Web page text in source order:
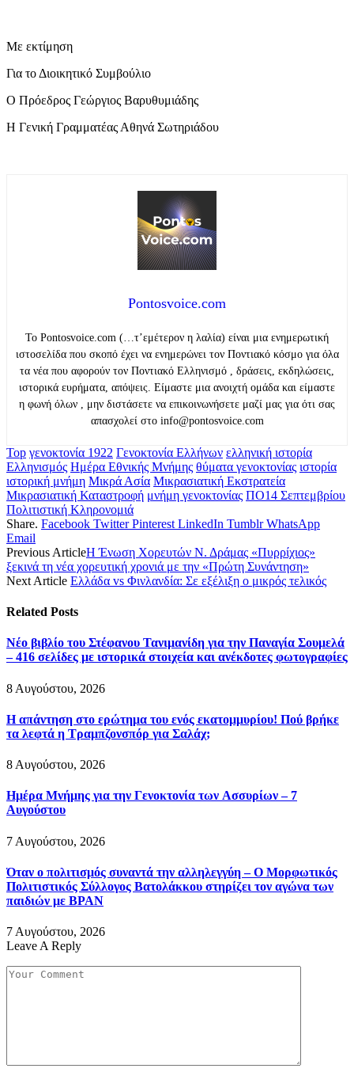
Με εκτίμηση
Για το Διοικητικό Συμβούλιο
Ο Πρόεδρος Γεώργιος Βαρυθυμιάδης
Η Γενική Γραμματέας Αθηνά Σωτηριάδου
Pontosvoice.com
Το Pontosvoice.com (…τ’εμέτερον η λαλία) είναι μια ενημερωτική
ιστοσελίδα που σκοπό έχει να ενημερώνει τον Ποντιακό κόσμο για όλα
τα νέα που αφορούν τον Ποντιακό Ελληνισμό , δράσεις, εκδηλώσεις,
ιστορικά ευρήματα, απόψεις. Είμαστε μια ανοιχτή ομάδα και είμαστε
η φωνή όλων , μην διστάσετε να επικοινωνήσετε μαζί μας για ότι σας
απασχολεί στο info@pontosvoice.com
Top γενοκτονία 1922 Γενοκτονία Ελλήνων ελληνική ιστορία
Ελληνισμός Ημέρα Εθνικής Μνήμης θύματα γενοκτονίας ιστορία
ιστορική μνήμη Μικρά Ασία Μικρασιατική Εκστρατεία
Μικρασιατική Καταστροφή μνήμη γενοκτονίας ΠΟ14 Σεπτεμβρίου
Πολιτιστική Κληρονομιά
Share. Facebook Twitter Pinterest LinkedIn Tumblr WhatsApp
Email
Previous ArticleΗ Ένωση Χορευτών Ν. Δράμας «Πυρρίχιος»
ξεκινά τη νέα χορευτική χρονιά με την «Πρώτη Συνάντηση»
Next Article Ελλάδα vs Φινλανδία: Σε εξέλιξη ο μικρός τελικός
Related Posts
Νέο βιβλίο του Στέφανου Τανιμανίδη για την Παναγία Σουμελά
– 416 σελίδες με ιστορικά στοιχεία και ανέκδοτες φωτογραφίες
8 Αυγούστου, 2026
Η απάντηση στο ερώτημα του ενός εκατομμυρίου! Πού βρήκε
τα λεφτά η Τραμπζονσπόρ για Σαλάχ;
8 Αυγούστου, 2026
Ημέρα Μνήμης για την Γενοκτονία των Ασσυρίων – 7
Αυγούστου
7 Αυγούστου, 2026
Όταν ο πολιτισμός συναντά την αλληλεγγύη – Ο Μορφωτικός
Πολιτιστικός Σύλλογος Βατολάκκου στηρίζει τον αγώνα των
παιδιών με BPAN
7 Αυγούστου, 2026
Leave A Reply